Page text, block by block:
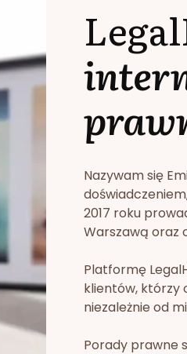
Nazywam się
2017 roku
Warszawą oraz
Platformę
klientów, którzy
niezależnie od
Porady prawne